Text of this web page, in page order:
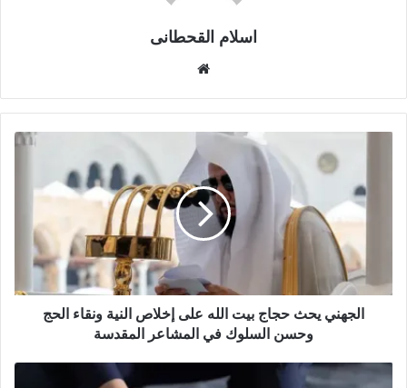
اسلام القحطانى
ق
ع
ا
و
ب
الجهني يحث حجاج بيت الله على إخلاص النية ونقاء الحج
وحسن السلوك في المشاعر المقدسة